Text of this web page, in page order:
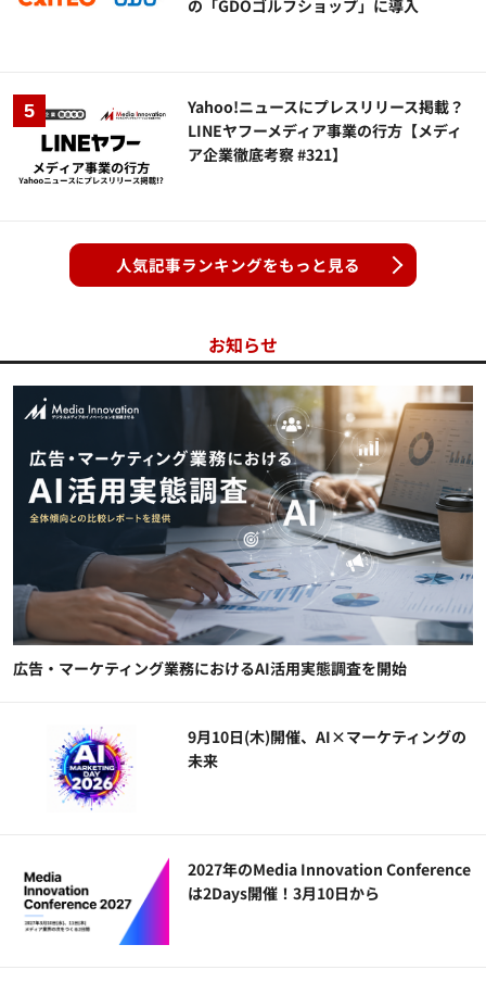
の「GDOゴルフショップ」に導入
Yahoo!ニュースにプレスリリース掲載？
LINEヤフーメディア事業の行方【メディ
ア企業徹底考察 #321】
人気記事ランキングをもっと見る
お知らせ
広告・マーケティング業務におけるAI活用実態調査を開始
9月10日(木)開催、AI×マーケティングの
未来
2027年のMedia Innovation Conference
は2Days開催！3月10日から